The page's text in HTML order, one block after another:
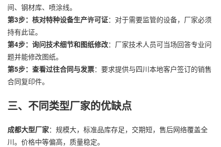
间、钢材库、喷涂线。
第3步：核对特种设备生产许可证：对于需要监管的设备，厂家必须
持有此证。
第4步：询问技术细节和图纸修改：厂家技术人员可当场回答专业问
题并能修改图纸。
第5步：查看过往合同与发票：要求提供与四川本地客户签订的销售
合同复印件。
三、不同类型厂家的优缺点
成都大型厂家：规模大，标准品库存足，交期短，售后网络覆盖全
川。价格中等偏高，质量稳定。